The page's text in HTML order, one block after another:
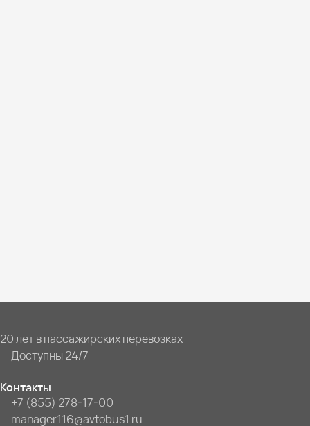
20 лет в пассажирских перевозках
Доступны 24/7
Контакты
+7 (855) 278-17-00
manager116@avtobus1.ru